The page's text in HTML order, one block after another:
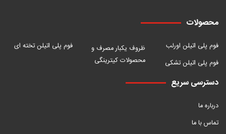
محصولات
فوم پلی اتیلن اورلب
فوم پلی اتیلن تشکی
ظروف یکبار مصرف و
محصولات کیترینگی
فوم پلی اتیلن تخته ای
دسترسی سریع
درباره ما
تماس با ما